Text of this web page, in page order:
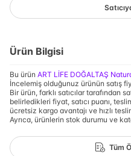
Ürün Bilgisi
Bu ürün ART LİFE DOĞALTAŞ
İncelemiş olduğunuz ürünün satış
Bir ürün, farklı satıcılar tarafından
belirledikleri fiyat, satıcı puanı,
ücretsiz kargo avantajı ve hızlı
Ayrıca, ürünlerin stok durumu ve
Tüm